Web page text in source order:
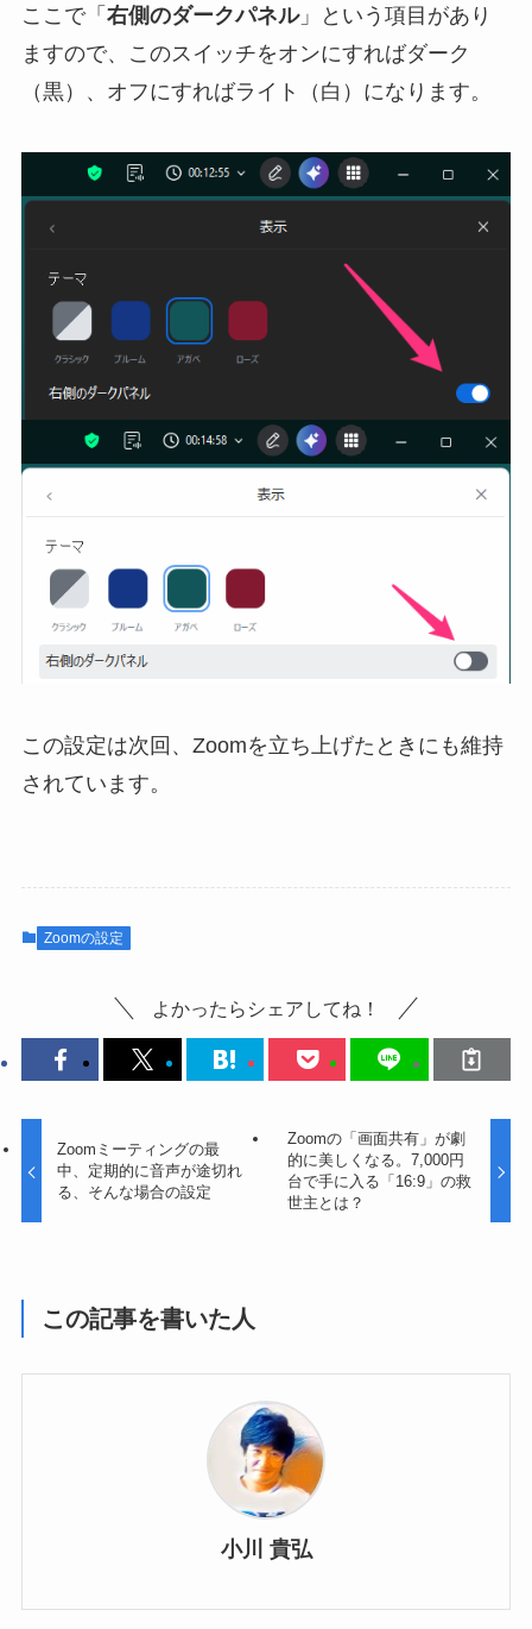
ここで「 右側のダークパネル」という項目があり
ますので、このスイッチをオンにすればダーク
（黒）、オフにすればライト（白）になります。
この設定は次回、Zoomを立ち上げたときにも維持
されています。
Zoomの設定
よかったらシェアしてね！
Zoomミーティングの最
中、定期的に音声が途切れ
る、そんな場合の設定
Zoomの「画面共有」が劇
的に美しくなる。7,000円
台で手に入る「16:9」の救
世主とは？
この記事を書いた人
小川 貴弘